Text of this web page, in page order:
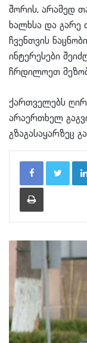
შორის, არამედ
ხალხსა და გარე
ჩვენთვის
ინტერესები
ჩრდილოეთ
ქართველებს
არაერთხელ
გზაგასაყარზეც
Print